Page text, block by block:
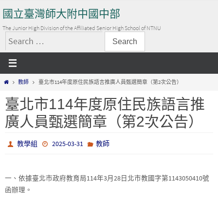
to
content
國立臺灣師大附中國中部
The Junior High Division of the Affiliated Senior High School of NTNU
搜
尋
關
鍵
字:
Home教師 臺北市114年度原住民族語言推廣人員甄選簡章（第2次公告）
臺北市114年度原住民族語言推
廣人員甄選簡章（第2次公告）
教學組 2025-03-31 教師
一、依據臺北市政府教育局114年3月28日北市教國字第1143050410號
函辦理。